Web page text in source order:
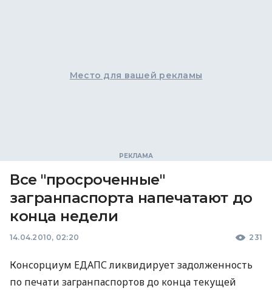
Место для вашей рекламы
Все "просроченные"
загранпаспорта напечатают до
конца недели
14.04.2010, 02:20 231
Консорциум ЕДАПС ликвидирует задолженность
по печати загранпаспортов до конца текущей